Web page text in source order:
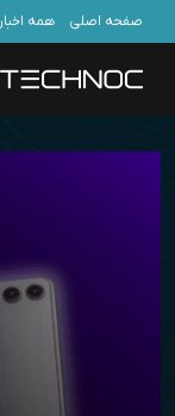
صفحه اصلی همه اخبار